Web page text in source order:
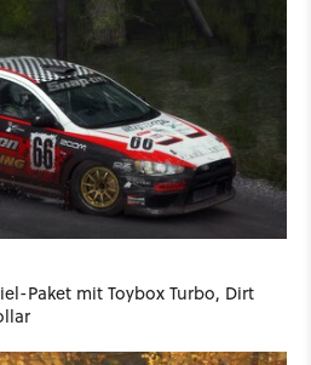
Paket mit Toybox Turbo, Dirt